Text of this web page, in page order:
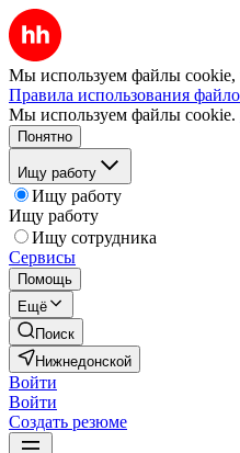
Мы используем файлы cookie,
Правила использования
Мы используем файлы cookie.
Понятно
Ищу работу
Ищу работу
Ищу работу
Ищу сотрудника
Сервисы
Помощь
Ещё
Поиск
Нижнедонской
Войти
Войти
Создать резюме